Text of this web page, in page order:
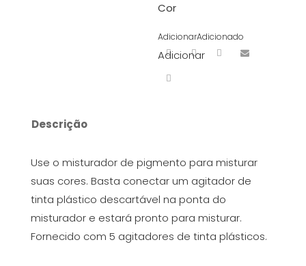
Cor
AdicionarAdicionado
Adicionar
Descrição
Use o misturador de pigmento para misturar
suas cores. Basta conectar um agitador de
tinta plástico descartável na ponta do
misturador e estará pronto para misturar.
Fornecido com 5 agitadores de tinta plásticos.